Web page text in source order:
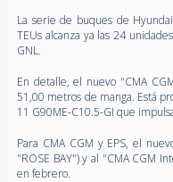
La serie de buques de
TEUs alcanza ya las 24
GNL.
En detalle, el nuevo "CMA
51,00 metros de manga. Está
11 G90ME-C10.5-GI que
Para CMA CGM y EPS, el
"ROSE BAY") y al "CMA CGM
en febrero.